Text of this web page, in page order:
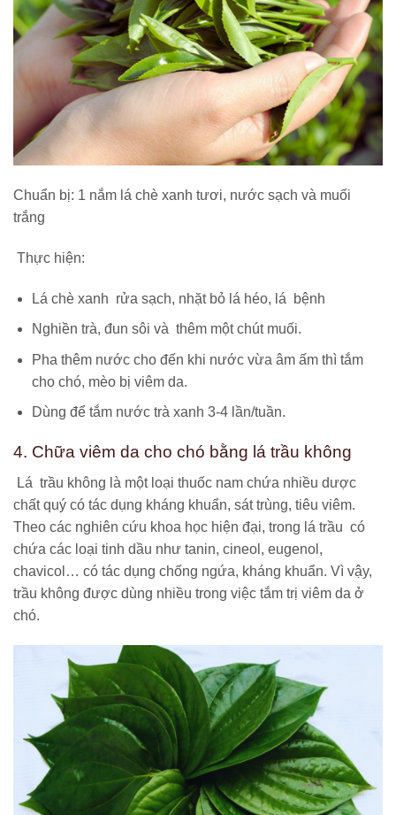
Chuẩn bị: 1 nắm lá chè xanh tươi, nước sạch và muối
trắng
Thực hiện:
Lá chè xanh rửa sạch, nhặt bỏ lá héo, lá bệnh
Nghiền trà, đun sôi và thêm một chút muối.
Pha thêm nước cho đến khi nước vừa âm ấm thì tắm
cho chó, mèo bị viêm da.
Dùng để tắm nước trà xanh 3-4 lần/tuần.
4. Chữa viêm da cho chó bằng lá trầu không
Lá trầu không là một loại thuốc nam chứa nhiều dược
chất quý có tác dụng kháng khuẩn, sát trùng, tiêu viêm.
Theo các nghiên cứu khoa học hiện đại, trong lá trầu có
chứa các loại tinh dầu như tanin, cineol, eugenol,
chavicol… có tác dụng chống ngứa, kháng khuẩn. Vì vậy,
trầu không được dùng nhiều trong việc tắm trị viêm da ở
chó.